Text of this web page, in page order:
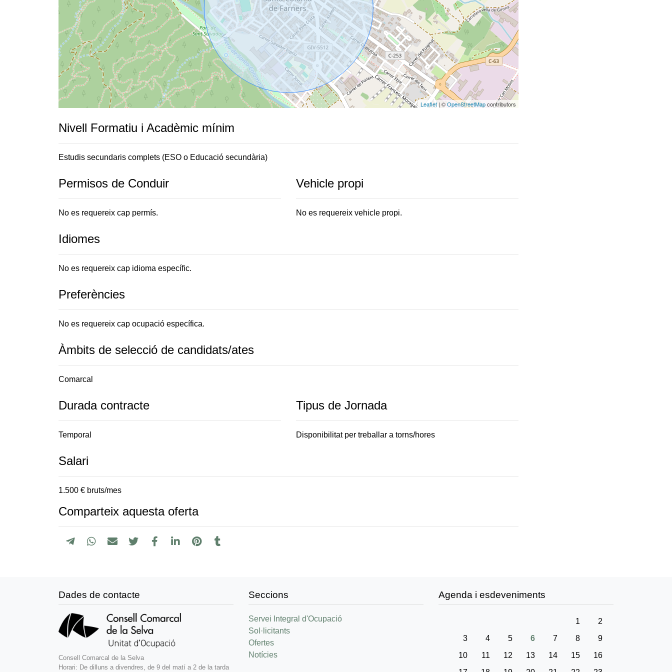
Leaflet | ©OpenStreetMapcontributors
Nivell Formatiu i Acadèmic mínim
Estudis secundaris complets (ESO o Educació secundària)
Permisos de Conduir
No es requereix cap permís.
Vehicle propi
No es requereix vehicle propi.
Idiomes
No es requereix cap idioma específic.
Preferències
No es requereix cap ocupació específica.
Àmbits de selecció de candidats/ates
Comarcal
Durada contracte
Temporal
Tipus de Jornada
Disponibilitat per treballar a torns/hores
Salari
1.500 € bruts/mes
Comparteix aquesta oferta
Dades de contacte
Consell Comarcal de la Selva
Horari: De dilluns a divendres, de 9 del matí a 2 de la tarda
Seccions
Servei Integral d'Ocupació
Sol·licitants
Ofertes
Notícies
Agenda i esdeveniments
1
2
3
4 5 6 7 8
9
10
11 12 13 14 15
16